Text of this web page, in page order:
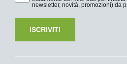
newsletter, novità, promozioni) da
ISCRIVITI